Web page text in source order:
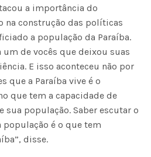
a importância do
na construção das políticas
a população da Paraíba.
de vocês que deixou suas
E isso aconteceu não por
que a Paraíba vive é o
que tem a capacidade de
sua população. Saber escutar o
população é o que tem
disse.